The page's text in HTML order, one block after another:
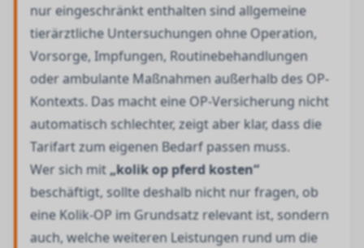
nur eingeschränkt enthalten sind allgemeine
tierärztliche Untersuchungen ohne Operation,
Vorsorge, Impfungen, Routinebehandlungen
oder ambulante Maßnahmen außerhalb des OP-
Kontexts. Das macht eine OP-Versicherung nicht
automatisch schlechter, zeigt aber klar, dass die
Tarifart zum eigenen Bedarf passen muss.
Wer sich mit„kolik op pferd kosten“
beschäftigt, sollte deshalb nicht nur fragen, ob
eine Kolik-OP im Grundsatz relevant ist, sondern
auch, welche weiteren Leistungen rund um die